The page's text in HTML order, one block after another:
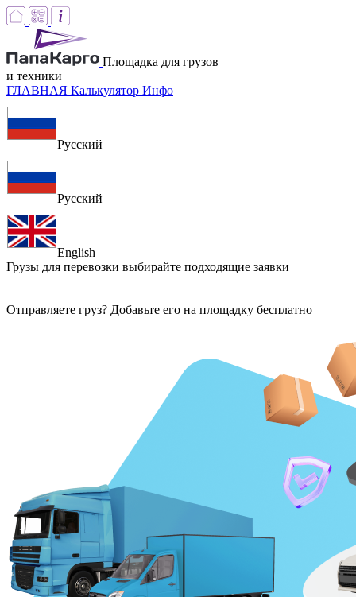
Площадка для грузов
и техники
ГЛАВНАЯ Калькулятор Инфо
Русский
Русский
English
Грузы для перевозки выбирайте подходящие заявки
Отправляете груз? Добавьте его на площадку бесплатно